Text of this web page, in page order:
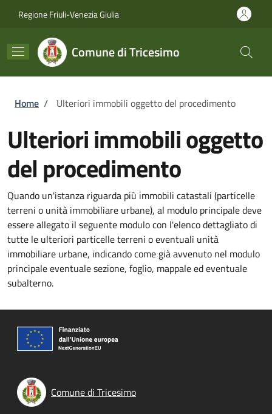
Regione Friuli-Venezia Giulia
Comune di Tricesimo
Briciole di pane
Home / Ulteriori immobili oggetto del procedimento
Ulteriori immobili oggetto
del procedimento
Quando un'istanza riguarda più immobili catastali (particelle
terreni o unità immobiliare urbane), al modulo principale deve
essere allegato il seguente modulo con l'elenco dettagliato di
tutte le ulteriori particelle terreni o eventuali unità
immobiliare urbane, indicando come già avvenuto nel modulo
principale eventuale sezione, foglio, mappale ed eventuale
subalterno.
Comune di Tricesimo